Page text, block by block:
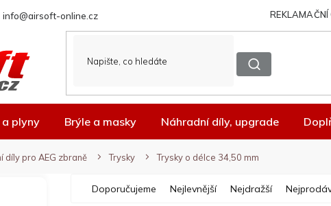
info@airsoft-online.cz REKLAMAČNÍ
a plyny Brýle a masky Náhradní díly, upgrade
díly pro AEG zbraně Trysky Trysky o délce 34,50 mm
Ř
aDoporučujeme Nejlevnější Nejdražší